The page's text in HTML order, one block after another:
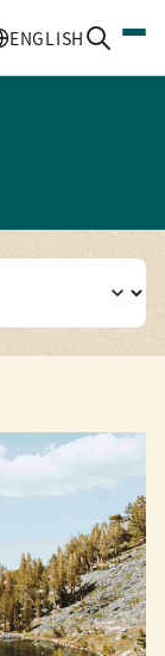
ENGLISH